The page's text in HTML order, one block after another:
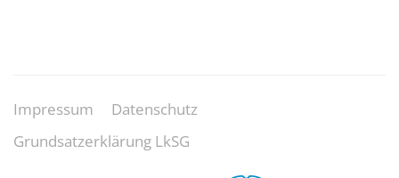
Impressum
Datenschutz
Grundsatzerklärung LkSG